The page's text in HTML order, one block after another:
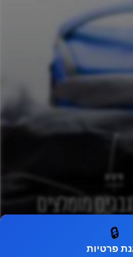
מומלצים
תאהבו
מאתצוות האתר
🔒
פרטיות